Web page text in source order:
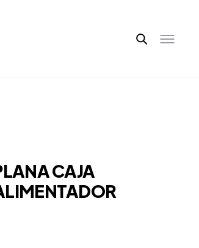
CAJA